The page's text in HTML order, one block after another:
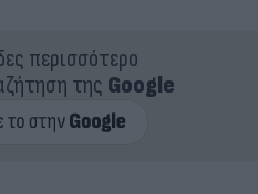
περισσότερο
της Google